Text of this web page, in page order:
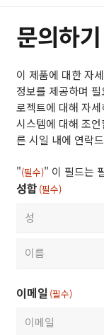
문의하기
이 제품에 대한 자
정보를 제공하며
로젝트에 대해 자
시스템에 대해 조
른 시일 내에 연락
"(필수)" 이 필드는
성함 (필수)
이메일 (필수)